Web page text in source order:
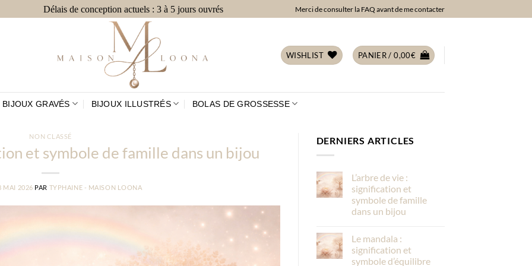
Délais de conception actuels : 3 à 5 jours ouvrés Merci de consulter la FAQ avant de me contacter
WISHLIST PANIER /0,00€
BIJOUX GRAVÉS BIJOUX ILLUSTRÉS BOLAS DE GROSSESSE
NON CLASSÉ
et symbole de famille dans un bijou
MAI 2026 PAR TYPHAINE - MAISON LOONA
DERNIERS ARTICLES
L’arbre de vie :
signification et
symbole de famille
dans un bijou
Le mandala :
signification et
symbole d’équilibre